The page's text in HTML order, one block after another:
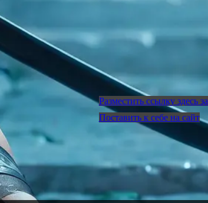
Разместить ссылку здесь за
Поставить к себе на сайт